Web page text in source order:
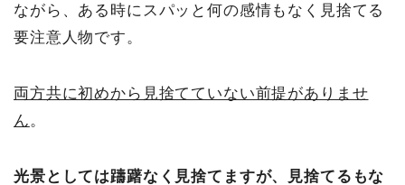
ながら、ある時にスパッと何の感情もなく見捨てる
要注意人物です。
両方共に初めから見捨てていない前提がありませ
ん 。
光景としては躊躇なく見捨てますが、見捨てるもな